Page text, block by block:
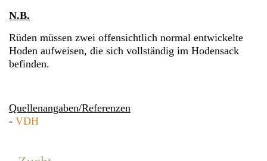
N.B.
Rüden müssen zwei offensichtlich normal entwickelte
Hoden aufweisen, die sich vollständig im Hodensack
befinden.
Quellenangaben/Referenzen
- VDH